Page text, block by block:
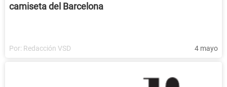
camiseta del Barcelona
Por: Redacción VSD 4 mayo